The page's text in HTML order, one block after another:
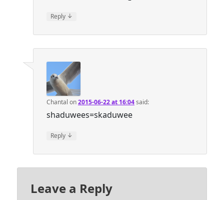
Reply ↓
Chantal on2015-06-22 at 16:04said:
shaduwees=skaduwee
Reply ↓
Leave a Reply